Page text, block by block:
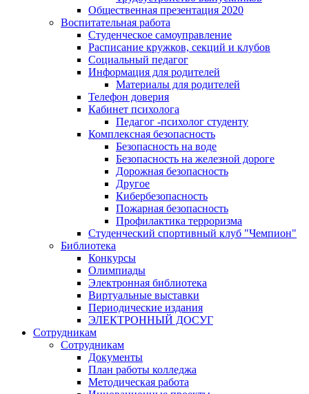
Общественная презентация 2020
Воспитательная работа
Студенческое самоуправление
Расписание кружков, секций и клубов
Социальный педагог
Информация для родителей
Материалы для родителей
Телефон доверия
Кабинет психолога
Педагог -психолог студенту
Комплексная безопасность
Безопасность на воде
Безопасность на железной дороге
Дорожная безопасность
Другое
Кибербезопасность
Пожарная безопасность
Профилактика терроризма
Студенческий спортивный клуб "Чемпион"
Библиотека
Конкурсы
Олимпиады
Электронная библиотека
Виртуальные выставки
Периодические издания
ЭЛЕКТРОННЫЙ ДОСУГ
Сотрудникам
Сотрудникам
Документы
План работы колледжа
Методическая работа